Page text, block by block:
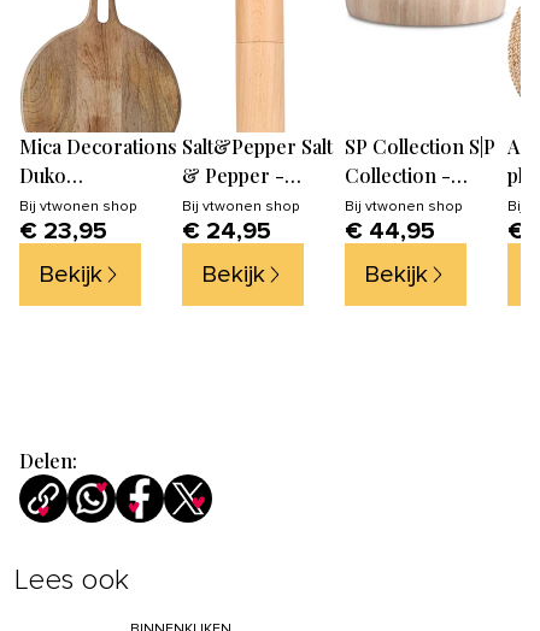
Mica Decorations
Duko
Serveerplank -
Ø28 cm - 100%
FSC Mangohout -
Bruin
Bij vtwonen shop
€ 23,95
Bekijk
Salt&Pepper Salt
& Pepper -
Peper/zoutmolen
4,5xH21,5cm hout
bruin Grind
Bij vtwonen shop
€ 24,95
Bekijk
SP Collection S|P
Collection -
Sierschaal
37xH7cm mango
Rural
Bij vtwonen shop
€ 44,95
Bekijk
set
cm
Bij
€
Delen:
Lees ook